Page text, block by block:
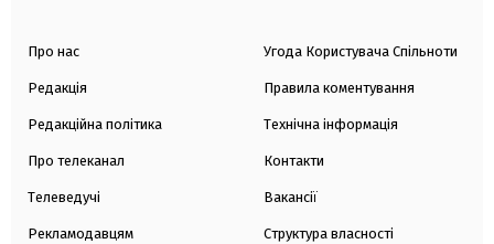
Про нас
Редакція
Редакційна політика
Про телеканал
Телеведучі
Рекламодавцям
Угода Користувача Спільноти
Правила коментування
Технічна інформація
Контакти
Вакансії
Структура власності